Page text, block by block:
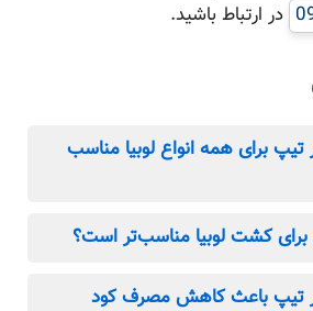
در ارتباط باشید.
تیپ برای همه انواع لوبیا مناسب
برای کشت لوبیا مناسب‌تر است؟
تیپ باعث کاهش مصرف کود